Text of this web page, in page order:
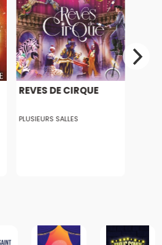
REVES DE CIRQUE
PLUSIEURS SALLES